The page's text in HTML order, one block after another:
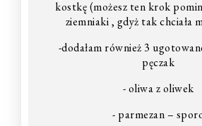
kostkę (możesz ten krok
ziemniaki , gdyż tak chciała
-dodałam również 3
pęczak
- oliwa z oliwek
- parmezan –